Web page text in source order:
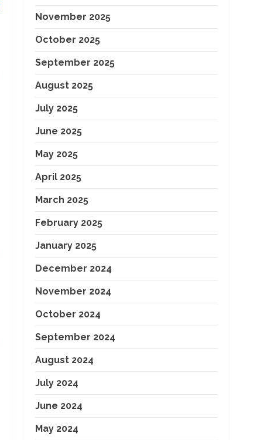
November 2025
October 2025
September 2025
August 2025
July 2025
June 2025
May 2025
April 2025
March 2025
February 2025
January 2025
December 2024
November 2024
October 2024
September 2024
August 2024
July 2024
June 2024
May 2024